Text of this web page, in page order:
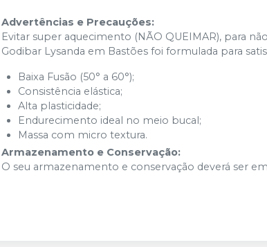
Advertências e Precauções:
Evitar super aquecimento (NÃO QUEIMAR), para
Godibar Lysanda em Bastões foi formulada para
Baixa Fusão (50° a 60°);
Consistência elástica;
Alta plasticidade;
Endurecimento ideal no meio bucal;
Massa com micro textura.
Armazenamento e Conservação:
O seu armazenamento e conservação deverá ser